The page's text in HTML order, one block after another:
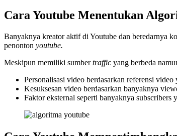
Cara Youtube Menentukan
Banyaknya kreator aktif di Youtube dan beredarnya
penonton youtube.
Meskipun memiliki sumbertraffic yang berbeda
Personalisasi video berdasarkan referensi
Kesuksesan video berdasarkan banyaknya
Faktor eksternal seperti banyaknya